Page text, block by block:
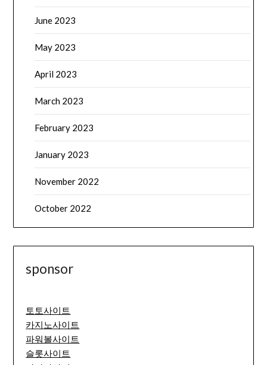
June 2023
May 2023
April 2023
March 2023
February 2023
January 2023
November 2022
October 2022
sponsor
토토사이트
카지노사이트
파워볼사이트
슬롯사이트